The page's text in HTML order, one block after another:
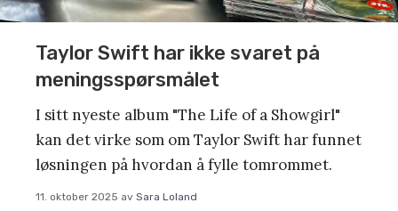
Taylor Swift har ikke svaret på
meningsspørsmålet
I sitt nyeste album "The Life of a Showgirl"
kan det virke som om Taylor Swift har funnet
løsningen på hvordan å fylle tomrommet.
11. oktober 2025 av Sara Loland